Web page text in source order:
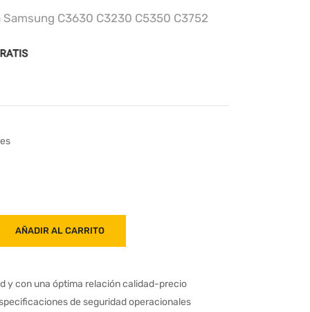
C3630 C3230 C5350 C3752
AÑADIR AL CARRITO
y con una óptima relación calidad-precio
de seguridad operacionales